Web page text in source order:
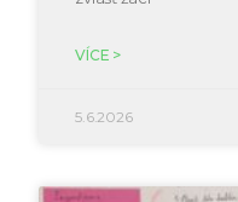
VÍCE >
5.6.2026